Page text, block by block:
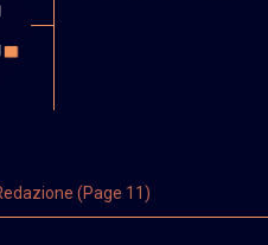
(Page 11)